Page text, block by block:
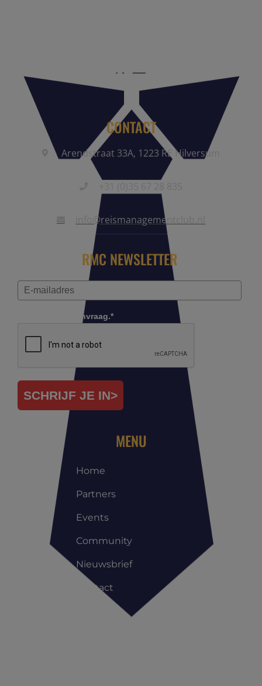
CONTACT
Arendstraat 33A, 1223 RE Hilversum
info@reismanagementclub.nl
RMC NEWSLETTER
Controleer je aanvraag.*
SCHRIJF JE IN>
MENU
Home
Partners
Events
Community
Nieuwsbrief
Contact